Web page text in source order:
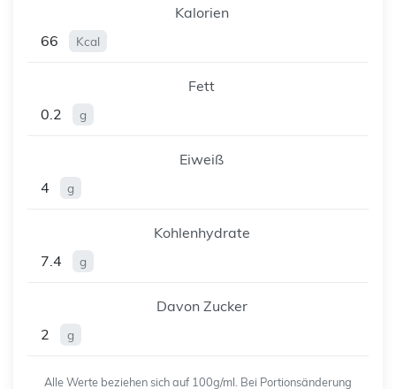
Kalorien
66
Kcal
Fett
0.2
g
Eiweiß
4
g
Kohlenhydrate
7.4
g
Davon Zucker
2
g
Alle Werte beziehen sich auf 100g/ml. Bei Portionsänderung